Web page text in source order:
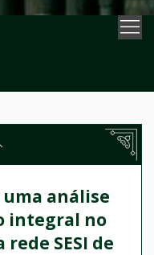
uma análise
integral no
SESI de